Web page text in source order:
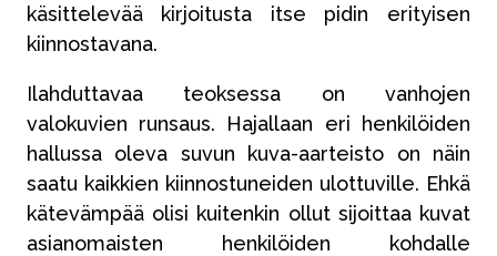
käsittelevää kirjoitusta itse pidin erityisen
kiinnostavana.
Ilahduttavaa teoksessa on vanhojen
valokuvien runsaus. Hajallaan eri henkilöiden
hallussa oleva suvun kuva-aarteisto on näin
saatu kaikkien kiinnostuneiden ulottuville. Ehkä
kätevämpää olisi kuitenkin ollut sijoittaa kuvat
asianomaisten henkilöiden kohdalle